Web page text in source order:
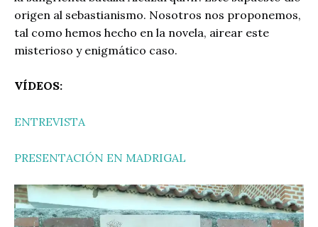
origen al sebastianismo. Nosotros nos proponemos,
tal como hemos hecho en la novela, airear este
misterioso y enigmático caso.
VÍDEOS:
ENTREVISTA
PRESENTACIÓN EN MADRIGAL